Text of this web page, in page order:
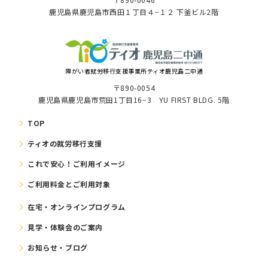
⿅児島県⿅児島市⻄⽥１丁⽬４−１２ 下釜ビル2階
障がい者就労移⾏⽀援事業所ティオ鹿児島二中通
〒890-0054
鹿児島県鹿児島市荒田1丁目16−3 YU FIRST BLDG. 5階
TOP
ティオの就労移⾏⽀援
これで安⼼！ご利⽤イメージ
ご利⽤料⾦とご利⽤対象
在宅・オンラインプログラム
⾒学・体験会のご案内
お知らせ・ブログ